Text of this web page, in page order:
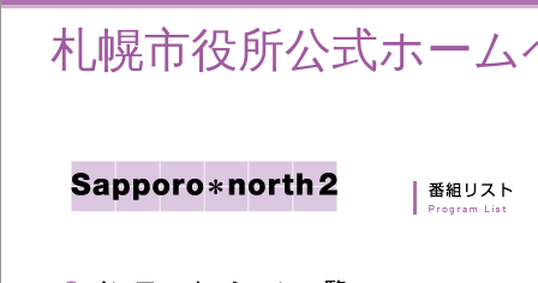
札幌市役所公式ホーム